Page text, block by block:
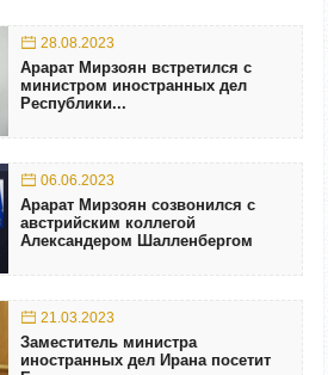
28.08.2023
Арарат Мирзоян встретился с
министром иностранных дел
Республики...
06.06.2023
Арарат Мирзоян созвонился с
австрийским коллегой
Александером Шалленбергом
21.03.2023
Заместитель министра
иностранных дел Ирана посетит